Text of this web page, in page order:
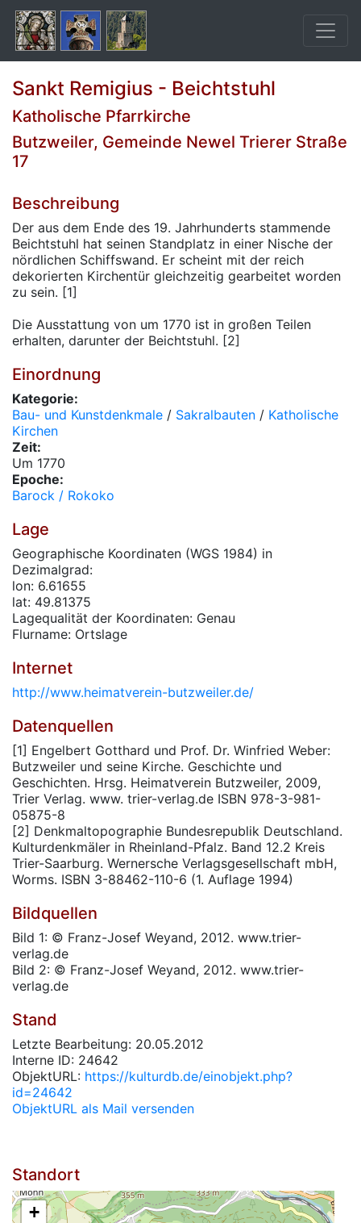
Sankt Remigius - Beichtstuhl
Katholische Pfarrkirche
Butzweiler, Gemeinde Newel Trierer Straße
17
Beschreibung
Der aus dem Ende des 19. Jahrhunderts stammende
Beichtstuhl hat seinen Standplatz in einer Nische der
nördlichen Schiffswand. Er scheint mit der reich
dekorierten Kirchentür gleichzeitig gearbeitet worden
zu sein. [1]
Die Ausstattung von um 1770 ist in großen Teilen
erhalten, darunter der Beichtstuhl. [2]
Einordnung
Kategorie:
Bau- und Kunstdenkmale / Sakralbauten / Katholische
Kirchen
Zeit:
Um 1770
Epoche:
Barock / Rokoko
Lage
Geographische Koordinaten (WGS 1984) in
Dezimalgrad:
lon: 6.61655
lat: 49.81375
Lagequalität der Koordinaten: Genau
Flurname: Ortslage
Internet
http://www.heimatverein-butzweiler.de/
Datenquellen
[1] Engelbert Gotthard und Prof. Dr. Winfried Weber:
Butzweiler und seine Kirche. Geschichte und
Geschichten. Hrsg. Heimatverein Butzweiler, 2009,
Trier Verlag. www. trier-verlag.de ISBN 978-3-981-
05875-8
[2] Denkmaltopographie Bundesrepublik Deutschland.
Kulturdenkmäler in Rheinland-Pfalz. Band 12.2 Kreis
Trier-Saarburg. Wernersche Verlagsgesellschaft mbH,
Worms. ISBN 3-88462-110-6 (1. Auflage 1994)
Bildquellen
Bild 1: © Franz-Josef Weyand, 2012. www.trier-
verlag.de
Bild 2: © Franz-Josef Weyand, 2012. www.trier-
verlag.de
Stand
Letzte Bearbeitung: 20.05.2012
Interne ID: 24642
ObjektURL: https://kulturdb.de/einobjekt.php?
id=24642
ObjektURL als Mail versenden
Standort
+